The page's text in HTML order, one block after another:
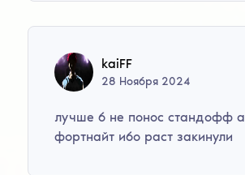
kaiFF
28 Ноября 2024
лучше б не понос стандофф а
фортнайт ибо раст закинули